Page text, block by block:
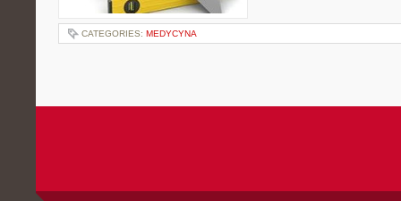
CATEGORIES: MEDYCYNA